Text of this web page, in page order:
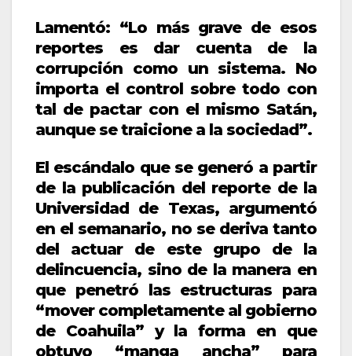
Lamentó: “Lo más grave de esos
reportes es dar cuenta de la
corrupción como un sistema. No
importa el control sobre todo con
tal de pactar con el mismo Satán,
aunque se traicione a la sociedad”.
El escándalo que se generó a partir
de la publicación del reporte de la
Universidad de Texas, argumentó
en el semanario, no se deriva tanto
del actuar de este grupo de la
delincuencia, sino de la manera en
que penetró las estructuras para
“mover completamente al gobierno
de Coahuila” y la forma en que
obtuvo “manga ancha” para